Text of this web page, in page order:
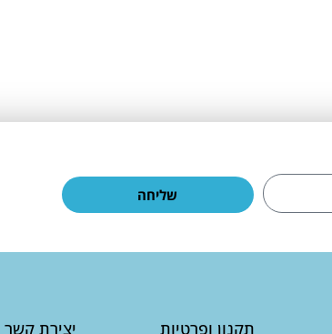
שליחה
תקנון ופרטיות יצירת קשר